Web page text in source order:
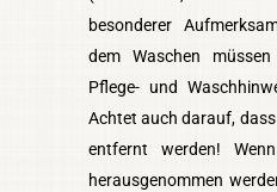
besonderer
dem Waschen
Pflege- und
Achtet auch darauf,
entfernt werden!
herausgenommen